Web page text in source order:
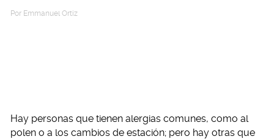
Por Emmanuel Ortiz
Hay personas que tienen alergias comunes, como al
polen o a los cambios de estación; pero hay otras que